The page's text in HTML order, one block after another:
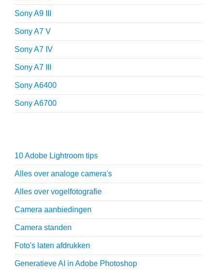
Sony A9 III
Sony A7 V
Sony A7 IV
Sony A7 III
Sony A6400
Sony A6700
10 Adobe Lightroom tips
Alles over analoge camera's
Alles over vogelfotografie
Camera aanbiedingen
Camera standen
Foto's laten afdrukken
Generatieve AI in Adobe Photoshop